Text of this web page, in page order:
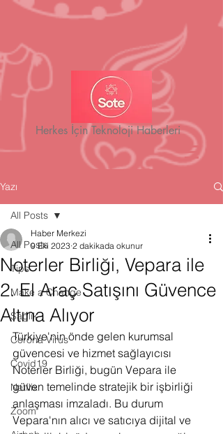
Herkes İçin Teknoloji Haberleri
Yazı
All Posts
Tips
Make a Change
Sağlık
Corona Virus
Covid19
Netflix
Zoom
All Posts
Noterler Birliği, Vepara ile
2. El Araç Satışını Güvence
Altına Alıyor
Haber Merkezi
9 Eki 2023 2 dakikada okunur
Türkiye'nin önde gelen kurumsal
güvencesi ve hizmet sağlayıcısı
Noterler Birliği, bugün Vepara ile
güven temelinde stratejik bir işbirliği
anlaşması imzaladı. Bu durum
Vepara'nın alıcı ve satıcıya dijital ve